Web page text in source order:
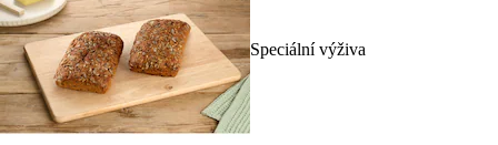
Speciální výživa